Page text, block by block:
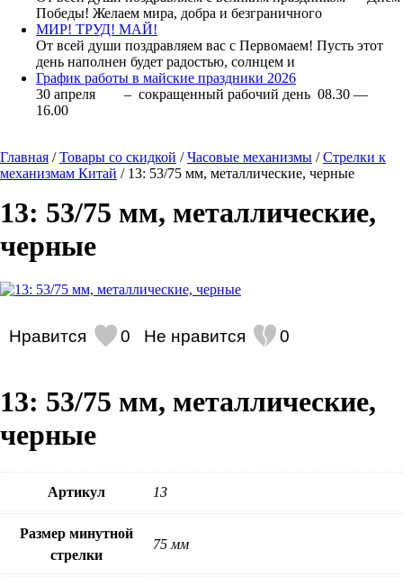
Победы! Желаем мира, добра и безграничного
МИР! ТРУД! МАЙ!
От всей души поздравляем вас с Первомаем! Пусть этот
день наполнен будет радостью, солнцем и
График работы в майские праздники 2026
30 апреля – сокращенный рабочий день 08.30 —
16.00
Главная /Товары со скидкой /Часовые механизмы /Стрелки к
механизмам Китай / 13: 53/75 мм, металлические, черные
13: 53/75 мм, металлические,
черные
Нравится 0 Не нравится 0
13: 53/75 мм, металлические,
черные
Артикул 13
Размер минутной
стрелки
75 мм